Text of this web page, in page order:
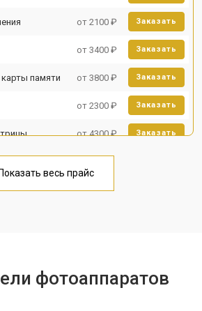
от 2100 ₽ Заказать
от 3400 ₽ Заказать
памяти от 3800 ₽ Заказать
от 2300 ₽ Заказать
от 4300 ₽ Заказать
от 3100 ₽
Показать весь прайс
фотоаппаратов